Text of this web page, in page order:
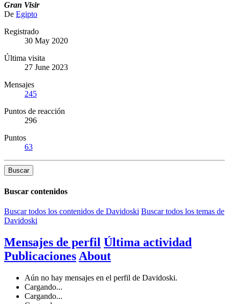
Gran Visir
De Egipto
Registrado
30 May 2020
Última visita
27 June 2023
Mensajes
245
Puntos de reacción
296
Puntos
63
Buscar
Buscar contenidos
Buscar todos los contenidos de Davidoski Buscar todos los temas de
Davidoski
Mensajes de perfil Última actividad
Publicaciones About
Aún no hay mensajes en el perfil de Davidoski.
Cargando...
Cargando...